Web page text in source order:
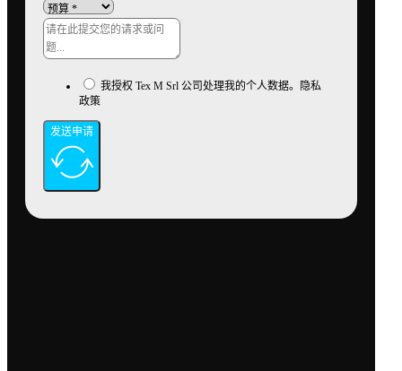
我授权 Tex M Srl 公司处理我的个人数据。隐私
政策
发送申请